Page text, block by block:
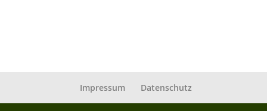
Impressum Datenschutz